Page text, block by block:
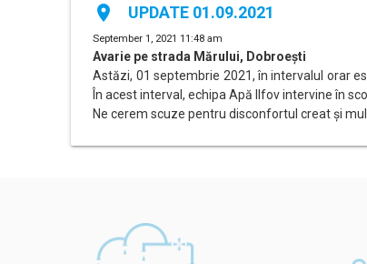
place UPDATE 01.09.2021
September 1, 2021 11:48 am
Avarie pe strada Mărului, Dobroești
Astăzi, 01 septembrie 2021, în intervalul orar
În acest interval, echipa Apă Ilfov intervine în
Ne cerem scuze pentru disconfortul creat și